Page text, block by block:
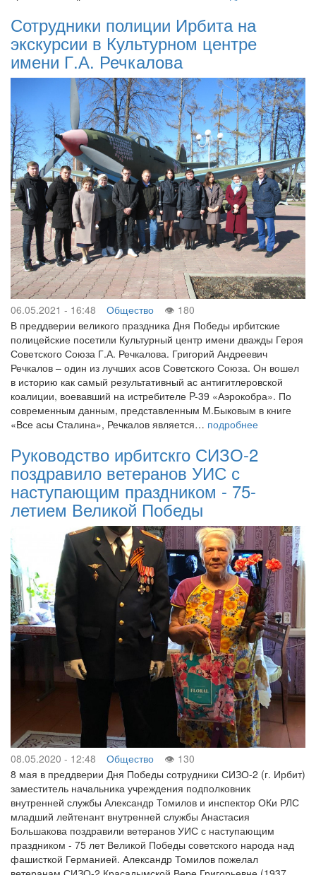
Сотрудники полиции Ирбита на
экскурсии в Культурном центре
имени Г.А. Речкалова
06.05.2021 - 16:48 Общество
180
В преддверии великого праздника Дня Победы ирбитские
полицейские посетили Культурный центр имени дважды Героя
Советского Союза Г.А. Речкалова. Григорий Андреевич
Речкалов – один из лучших асов Советского Союза. Он вошел
в историю как самый результативный ас антигитлеровской
коалиции, воевавший на истребителе P-39 «Аэрокобра». По
современным данным, представленным М.Быковым в книге
«Все асы Сталина», Речкалов является… подробнее
Руководство ирбитскго СИЗО-2
поздравило ветеранов УИС с
наступающим праздником - 75-
летием Великой Победы
08.05.2020 - 12:48 Общество
130
8 мая в преддверии Дня Победы сотрудники СИЗО-2 (г. Ирбит)
заместитель начальника учреждения подполковник
внутренней службы Александр Томилов и инспектор ОКи РЛС
младший лейтенант внутренней службы Анастасия
Большакова поздравили ветеранов УИС с наступающим
праздником - 75 лет Великой Победы советского народа над
фашисткой Германией. Александр Томилов пожелал